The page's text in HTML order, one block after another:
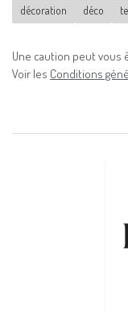
décoration déco
Une caution peut vous
Voir les Conditions